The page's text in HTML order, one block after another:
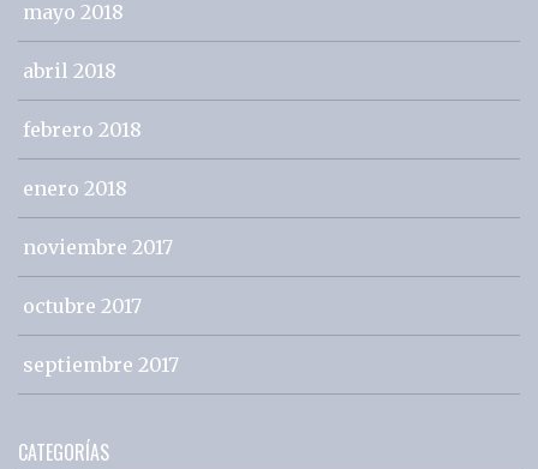
mayo 2018
abril 2018
febrero 2018
enero 2018
noviembre 2017
octubre 2017
septiembre 2017
CATEGORÍAS